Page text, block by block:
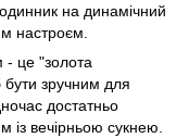
на динамічний
настроєм.
- це "золота
зручним для
достатньо
із вечірньою сукнею.